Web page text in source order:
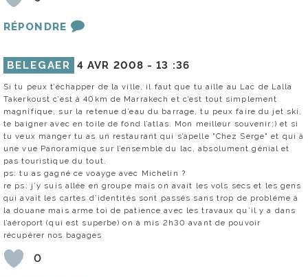
RÉPONDRE
BELEGAER 4 AVR 2008 -13 :36
Si tu peux t’échapper de la ville, il faut que tu aille au Lac de Lalla
Takerkoust c’est à 40km de Marrakech et c’est tout simplement
magnifique, sur la retenue d’eau du barrage, tu peux faire du jet ski,
te baigner avec en toile de fond l’atlas. Mon meilleur souvenir;) et si
tu veux manger tu as un restaurant qui s’apelle "Chez Serge" et qui à
une vue Panoramique sur l’ensemble du lac, absolument génial et
pas touristique du tout.
ps: tu as gagné ce voayge avec Michelin ?
re ps: j’y suis allée en groupe mais on avait les vols secs et les gens
qui avait les cartes d’identités sont passés sans trop de probléme à
la douane mais arme toi de patience avec les travaux qu’il y a dans
l’aéroport (qui est superbe) on à mis 2h30 avant de pouvoir
récupérer nos bagages
0